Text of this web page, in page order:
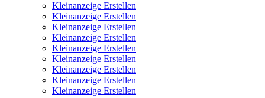
Kleinanzeige Erstellen
Kleinanzeige Erstellen
Kleinanzeige Erstellen
Kleinanzeige Erstellen
Kleinanzeige Erstellen
Kleinanzeige Erstellen
Kleinanzeige Erstellen
Kleinanzeige Erstellen
Kleinanzeige Erstellen